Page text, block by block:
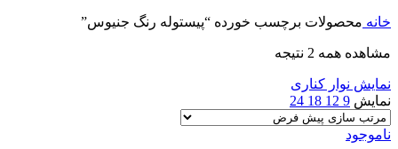
خانه محصولات برچسب خورده “پیستوله رنگ جنیوس”
مشاهده همه 2 نتیجه
نمایش نوار کناری
نمایش 9
12
18
24
ناموجود